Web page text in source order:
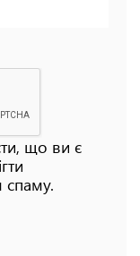
що ви є
спаму.